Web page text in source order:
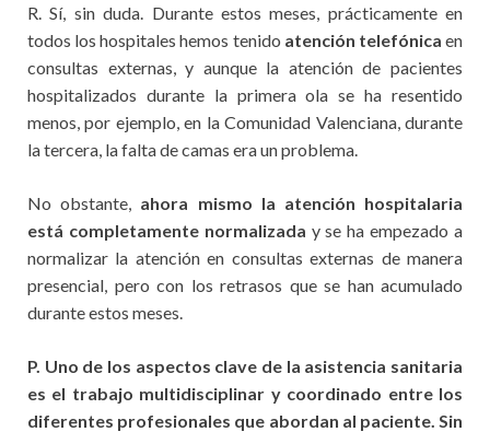
R. Sí, sin duda. Durante estos meses, prácticamente en
todos los hospitales hemos tenido atención telefónicaen
consultas externas, y aunque la atención de pacientes
hospitalizados durante la primera ola se ha resentido
menos, por ejemplo, en la Comunidad Valenciana, durante
la tercera, la falta de camas era un problema.
No obstante, ahora mismo la atención hospitalaria
está completamente normalizada y se ha empezado a
normalizar la atención en consultas externas de manera
presencial, pero con los retrasos que se han acumulado
durante estos meses.
P. Uno de los aspectos clave de la asistencia sanitaria
es el trabajo multidisciplinar y coordinado entre los
diferentes profesionales que abordan al paciente. Sin